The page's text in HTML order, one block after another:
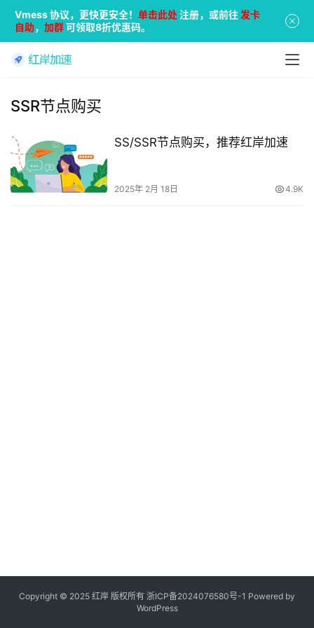
SSR节点购买
SS/SSR节点购买，推荐红岸加速
2025年 2月 18日 4.9K
Copyright © 2025 红岸 版权所有 浙ICP备2024076580号-1 Powered by
WordPress
Vmess 协议，更快更安全！ 单击此处注册，或前往 发卡
自助， 加群可领取8折优惠码。